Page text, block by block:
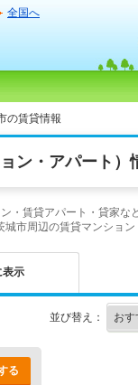
全国へ
の賃貸情報
ン・アパート）
・賃貸アパート・貸家
市周辺の賃貸マンショ
表示
並び替え：
る